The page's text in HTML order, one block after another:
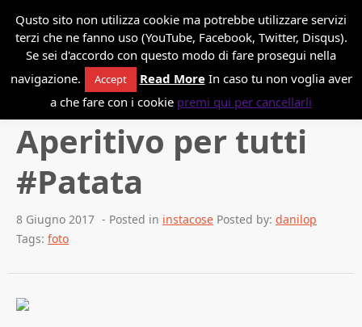
*Danilo Paissan
Back to blog
Aperitivo per tutti
#Patata
8 Giugno 2017 - Posted in instacose Posted by: danilop
Tags: foto
Qusto sito non utilizza cookie ma potrebbe utilizzare servizi
terzi che ne fanno uso (YouTube, Facebook, Twitter, Disqus).
Se sei d'accordo con questo modo di fare prosegui nella
navigazione.
Accept Read MoreIn caso tu non voglia aver
a che fare con i cookie premi qui per cancellarli